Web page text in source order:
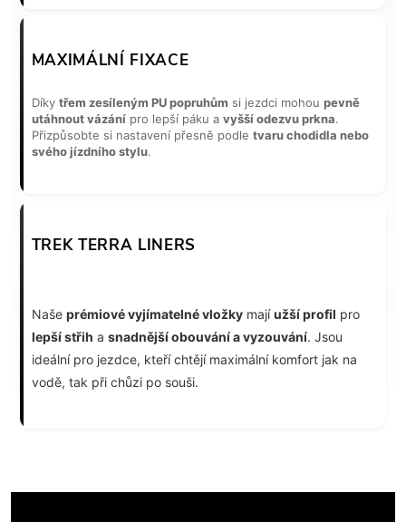
MAXIMÁLNÍ FIXACE
Díky třem zesíleným PU popruhům si jezdci mohou pevně
utáhnout vázánípro lepší páku a vyšší odezvu prkna.
Přizpůsobte si nastavení přesně podle tvaru chodidla nebo
svého jízdního stylu.
TREK TERRA LINERS
Naše prémiové vyjímatelné vložkymajíužší profil pro
lepší střih a snadnější obouvání a vyzouvání. Jsou
ideální pro jezdce, kteří chtějí maximální komfort jak na
vodě, tak při chůzi po souši.